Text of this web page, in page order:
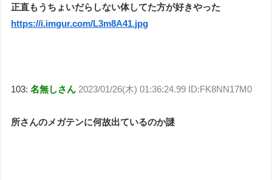
正直もうちょいだらしない体してた方が好きやった
https://i.imgur.com/L3m8A41.jpg
103:名無しさん 2023/01/26(木) 01:36:24.99 ID:FK8NN17M0
所さんのメガテンに何故出ているのか謎